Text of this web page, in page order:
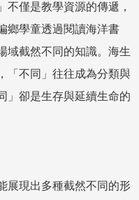
不僅是教學資源的傳遞，
鄉學童透過閱讀海洋書
域截然不同的知識。海生
「不同」往往成為分類與
」卻是生存與延續生命的
展現出多種截然不同的形